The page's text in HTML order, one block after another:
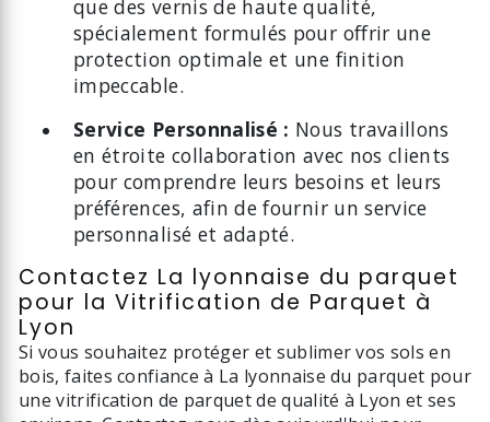
que des vernis de haute qualité,
spécialement formulés pour offrir une
protection optimale et une finition
impeccable.
Service Personnalisé : Nous travaillons
en étroite collaboration avec nos clients
pour comprendre leurs besoins et leurs
préférences, afin de fournir un service
personnalisé et adapté.
Contactez La lyonnaise du parquet
pour la Vitrification de Parquet à
Lyon
Si vous souhaitez protéger et sublimer vos sols en
bois, faites confiance à La lyonnaise du parquet pour
une vitrification de parquet de qualité à Lyon et ses